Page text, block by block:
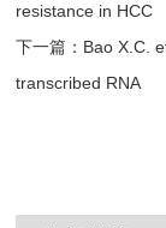
resistance in HCC
下一篇： Bao X.C.
transcribed RNA